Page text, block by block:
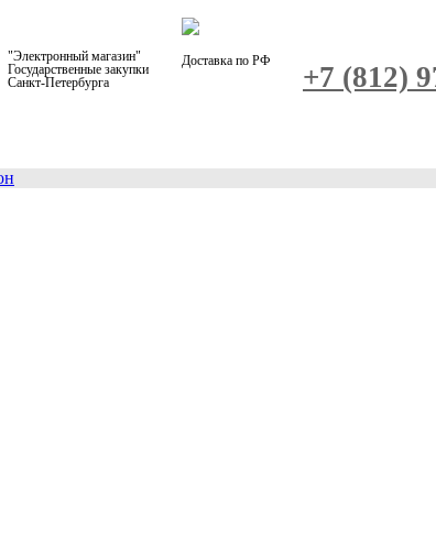
"Электронный магазин"
Государственные закупки
Санкт-Петербурга
Доставка по РФ +7 (812)